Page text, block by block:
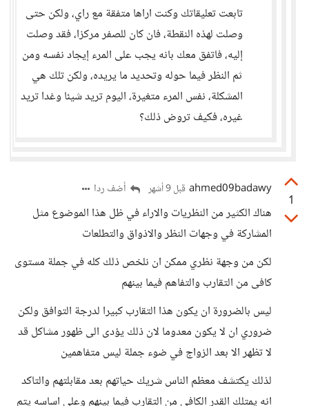
تابعت تعليقاتك وكنت اراها متفقة مع راي، ولكن حتى
وصلت لهذه النقطة، فان كان للصفر مركزا، فقد وصلت
إليه، فاتفق معك بانه يجب على المرء إيجاد نفسه ومن
ثم النظر فيما حوله وتحديد ما يريده، ولكن تلك هي
المشكلة، نفس المرء متغيرة، اليوم تريد شيئا وغدا تريد
غيره، فكيف تروض ذلك؟
1
ahmed09badawy قبل 9 أشهر أضف ردا
هناك الكثير من النظريات والاراء في ظل هذا الموضوع مثل
المشاركة في وجهات النظر والاذواق والتطلعات
لكن من وجهة نظري ممكن ان نلخص ذلك كله في جملة مستوى
كافى من التقارب والتفاهم فيما بينهم
ليس بالضرورة ان يكون هذا التقارب كبيرا لدرجة التوافق ولكن
ضروري ان لا يكون معدوما لان ذلك يؤدى الى ظهور مشاكل قد
لا تظهر الا بعد الزواج في ضوء جملة ليس متفاهمين
لذلك يكتشف معظم الناس شريك حياتهم بعد مقابلتهم والتاكد